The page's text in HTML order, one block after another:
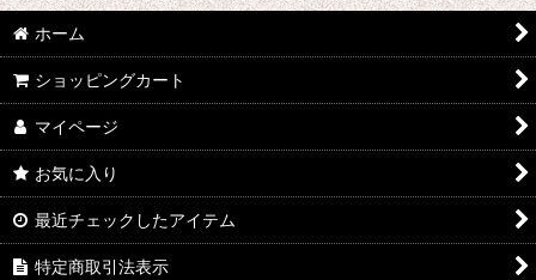
ホーム
ショッピングカート
マイページ
お気に入り
最近チェックしたアイテム
特定商取引法表示